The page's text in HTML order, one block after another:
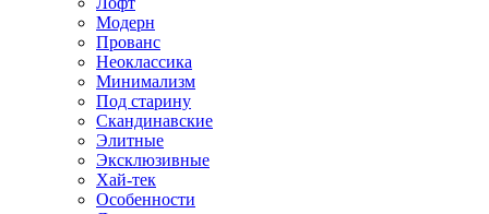
Модерн
Прованс
Неоклассика
Минимализм
Под старину
Скандинавские
Элитные
Эксклюзивные
Хай-тек
Особенности